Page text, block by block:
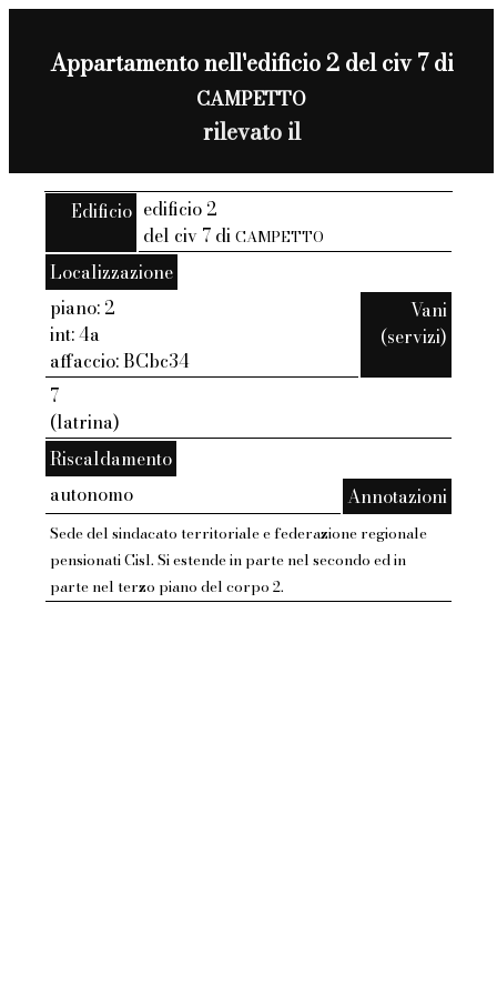
Appartamento nell'edificio 2 del civ 7 di
CAMPETTO
rilevato il
Edificio edificio 2
del civ 7 di CAMPETTO
Localizzazione
piano: 2
int: 4a
affaccio: BCbc34
Vani
(servizi)
7
(latrina)
Riscaldamento
autonomo
Annotazioni
Sede del sindacato territoriale e federazione regionale
pensionati Cisl. Si estende in parte nel secondo ed in
parte nel terzo piano del corpo 2.